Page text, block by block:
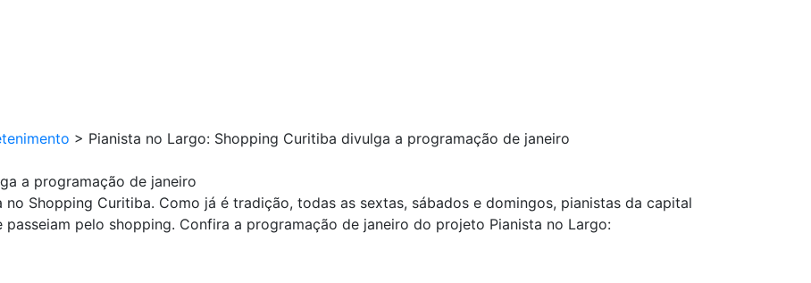
> Pianista no Largo: Shopping Curitiba divulga a programação de janeiro
a programação de janeiro
Shopping Curitiba. Como já é tradição, todas as sextas, sábados e domingos, pianistas da capital
pelo shopping. Confira a programação de janeiro do projeto Pianista no Largo: